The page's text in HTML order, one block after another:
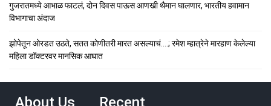
गुजरातमध्ये आभाळ फाटलं, दोन दिवस पाऊस आणखी थैमान घालणार, भारतीय हवामान
विभागाचा अंदाज
झोपेतून ओरडत उठते, सतत कोणीतरी मारत असल्याचं….; रमेश म्हात्रेने मारहाण केलेल्या
महिला डॉक्टरवर मानसिक आघात
About Us
Recent